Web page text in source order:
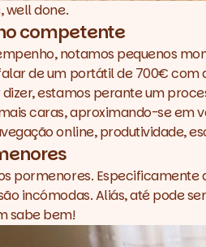
well done.
competente
notamos pequenos
de um portátil de 700€ com
estamos perante um
caras, aproximando-se em
online, produtividade,
pormenores.
incómodas. Aliás, até pode
sabe bem!